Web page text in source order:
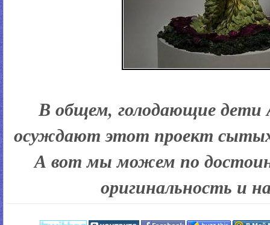
В общем, голодающие дети
осуждают этот проект
А вот мы можем по
оригинальность и